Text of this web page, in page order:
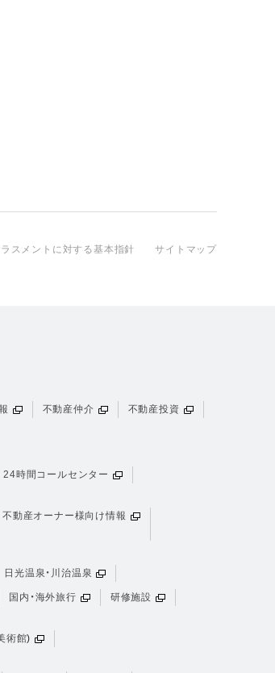
スメントに対する基本指針 サイトマップ
不動産仲介 不動産投資
24時間コールセンター
不動産オーナー様向け情報
日光温泉・川治温泉
国内・海外旅行 研修施設
術館)